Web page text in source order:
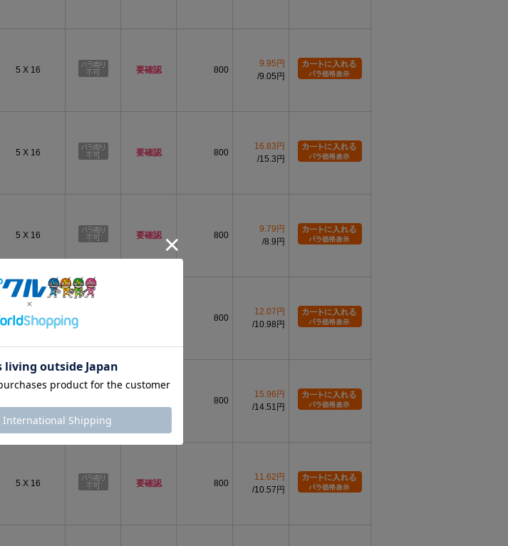
5 X 16 要確認 800
9.95円
9.05円
5 X 16 要確認 800
16.83円
15.3円
5 X 16 要確認 800
9.79円
8.9円
5 X 16 800
12.07円
10.98円
800
15.96円
14.51円
5 X 16 要確認 800
11.62円
10.57円